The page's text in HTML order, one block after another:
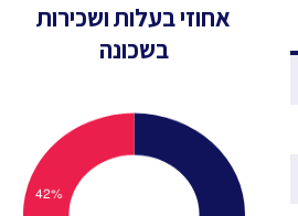
אחוזי בעלות ושכירות
בשכונה